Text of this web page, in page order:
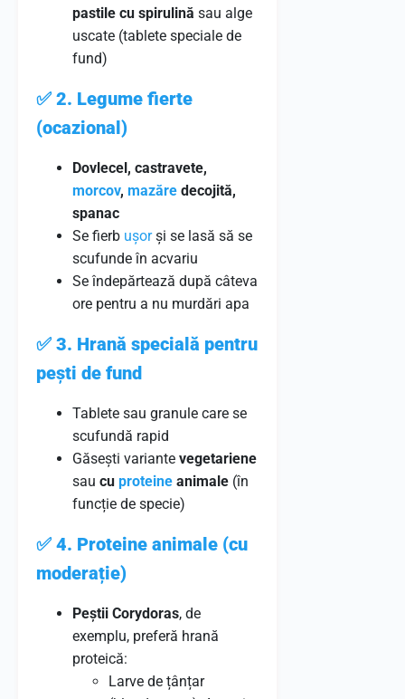
pastile cu spirulină sau alge
uscate (tablete speciale de
fund)
✅ 2. Legume fierte
(ocazional)
Dovlecel, castravete,
morcov, mazăre decojită,
spanac
Se fierb ușorși se lasă să se
scufunde în acvariu
Se îndepărtează după câteva
ore pentru a nu murdări apa
✅ 3. Hrană specială pentru
pești de fund
Tablete sau granule care se
scufundă rapid
Găsești variante vegetariene
sau cu proteine animale (în
funcție de specie)
✅ 4. Proteine animale (cu
moderație)
Peștii Corydoras, de
exemplu, preferă hrană
proteică:
Larve de țânțar